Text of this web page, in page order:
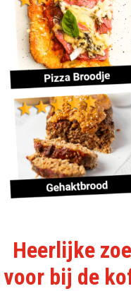
Heerlijke
voor bij de